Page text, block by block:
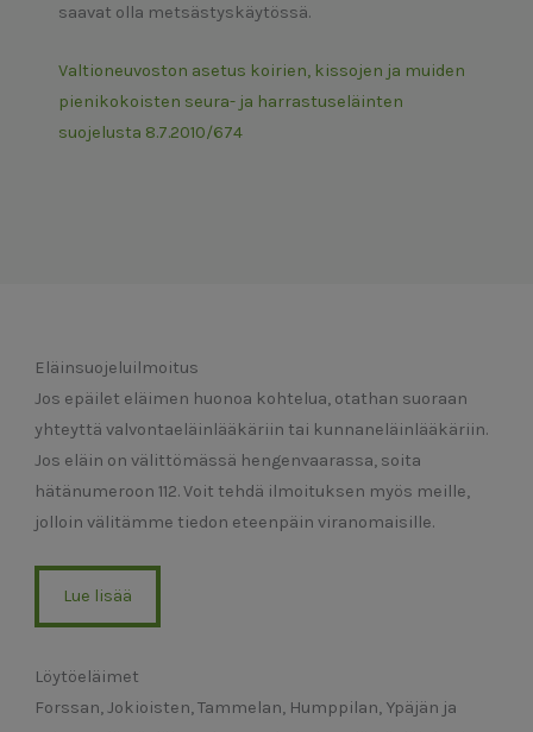
saavat olla metsästyskäytössä.
Valtioneuvoston asetus koirien, kissojen ja muiden
pienikokoisten seura- ja harrastuseläinten
suojelusta 8.7.2010/674
Eläinsuojeluilmoitus
Jos epäilet eläimen huonoa kohtelua, otathan suoraan
yhteyttä valvontaeläinlääkäriin tai kunnaneläinlääkäriin.
Jos eläin on välittömässä hengenvaarassa, soita
hätänumeroon 112. Voit tehdä ilmoituksen myös meille,
jolloin välitämme tiedon eteenpäin viranomaisille.
Lue lisää
Löytöeläimet
Forssan, Jokioisten, Tammelan, Humppilan, Ypäjän ja